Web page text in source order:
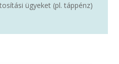
ügyeket (pl. táppénz)